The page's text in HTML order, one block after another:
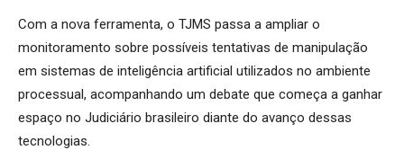
Com a nova ferramenta, o TJMS passa a ampliar o
monitoramento sobre possíveis tentativas de manipulação
em sistemas de inteligência artificial utilizados no ambiente
processual, acompanhando um debate que começa a ganhar
espaço no Judiciário brasileiro diante do avanço dessas
tecnologias.